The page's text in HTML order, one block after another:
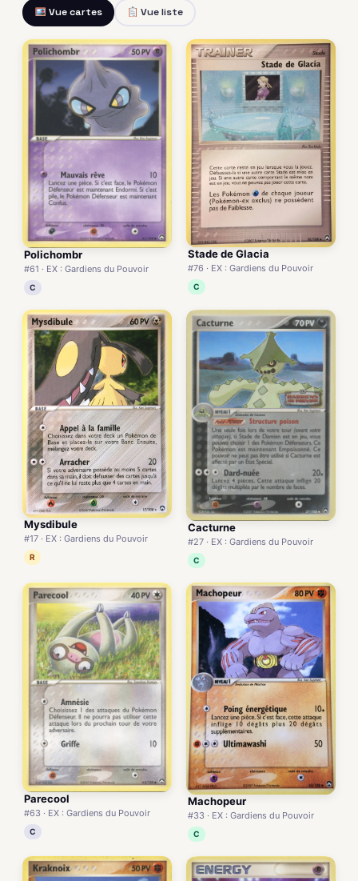
Vue cartes Vue liste
Polichombr
#61 · EX : Gardiens du Pouvoir
C
Stade de Glacia
#76 · EX : Gardiens du Pouvoir
C
Mysdibule
#17 · EX : Gardiens du Pouvoir
R
Cacturne
#27 · EX : Gardiens du Pouvoir
C
Parecool
#63 · EX : Gardiens du Pouvoir
C
Machopeur
#33 · EX : Gardiens du Pouvoir
C